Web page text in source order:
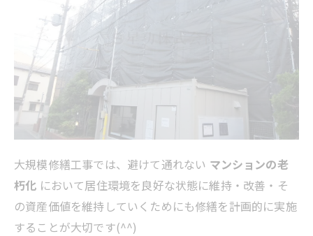
大規模修繕工事では、避けて通れない マンションの老
朽化 において居住環境を良好な状態に維持・改善・そ
の資産価値を維持していくためにも修繕を計画的に実施
することが大切です(^^)